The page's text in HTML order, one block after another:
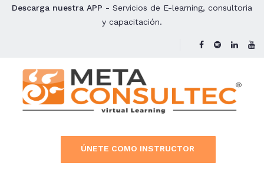
Descarga nuestra APP - Servicios de E-learning, consultoria
y capacitación.
ÚNETE COMO INSTRUCTOR